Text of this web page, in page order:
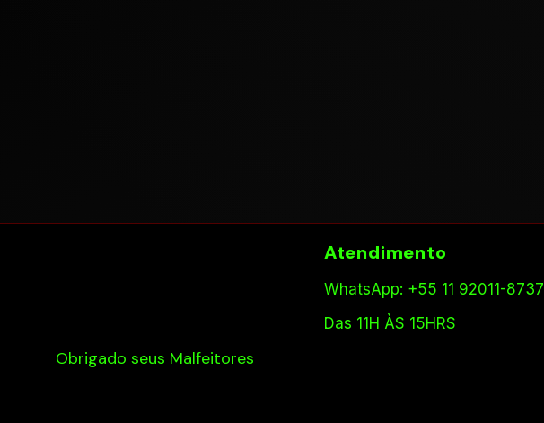
Obrigado seus Malfeitores
Atendimento
WhatsApp: +55 11 92011-8737
Das 11H ÀS 15HRS